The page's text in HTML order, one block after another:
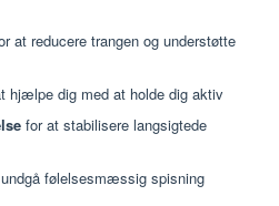
at reducere trangen og understøtte
hjælpe dig med at holde dig aktiv
for at stabilisere langsigtede
følelsesmæssig spisning